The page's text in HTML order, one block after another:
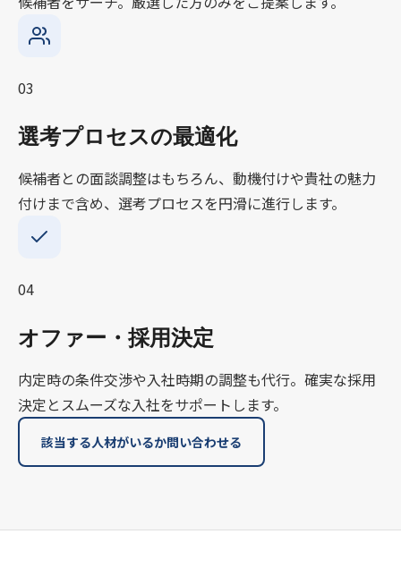
03
選考プロセスの最適化
候補者との面談調整はもちろん、動機付けや貴社の魅力
付けまで含め、選考プロセスを円滑に進行します。
04
オファー・採用決定
内定時の条件交渉や入社時期の調整も代行。確実な採用
決定とスムーズな入社をサポートします。
該当する人材がいるか問い合わせる